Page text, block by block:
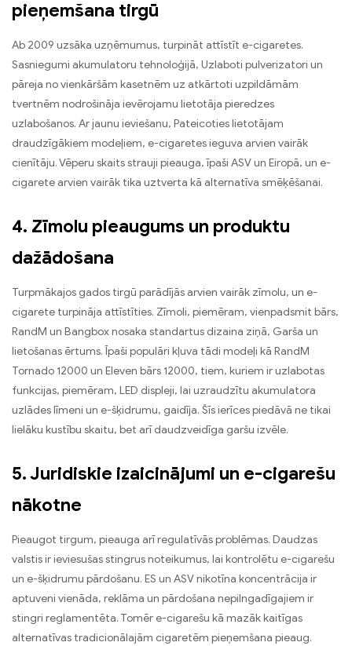
pieņemšana tirgū
Ab 2009 uzsāka uzņēmumus, turpināt attīstīt e-cigaretes.
Sasniegumi akumulatoru tehnoloģijā, Uzlaboti pulverizatori un
pāreja no vienkāršām kasetnēm uz atkārtoti uzpildāmām
tvertnēm nodrošināja ievērojamu lietotāja pieredzes
uzlabošanos. Ar jaunu ieviešanu, Pateicoties lietotājam
draudzīgākiem modeļiem, e-cigaretes ieguva arvien vairāk
cienītāju. Vēperu skaits strauji pieauga, īpaši ASV un Eiropā, un e-
cigarete arvien vairāk tika uztverta kā alternatīva smēķēšanai.
4. Zīmolu pieaugums un produktu
dažādošana
Turpmākajos gados tirgū parādījās arvien vairāk zīmolu, un e-
cigarete turpināja attīstīties. Zīmoli, piemēram, vienpadsmit bārs,
RandM un Bangbox nosaka standartus dizaina ziņā, Garša un
lietošanas ērtums. Īpaši populāri kļuva tādi modeļi kā RandM
Tornado 12000 un Eleven bārs 12000, tiem, kuriem ir uzlabotas
funkcijas, piemēram, LED displeji, lai uzraudzītu akumulatora
uzlādes līmeni un e-šķidrumu, gaidīja. Šīs ierīces piedāvā ne tikai
lielāku kustību skaitu, bet arī daudzveidīga garšu izvēle.
5. Juridiskie izaicinājumi un e-cigarešu
nākotne
Pieaugot tirgum, pieauga arī regulatīvās problēmas. Daudzas
valstis ir ieviesušas stingrus noteikumus, lai kontrolētu e-cigarešu
un e-šķidrumu pārdošanu. ES un ASV nikotīna koncentrācija ir
aptuveni vienāda, reklāma un pārdošana nepilngadīgajiem ir
stingri reglamentēta. Tomēr e-cigarešu kā mazāk kaitīgas
alternatīvas tradicionālajām cigaretēm pieņemšana pieaug.